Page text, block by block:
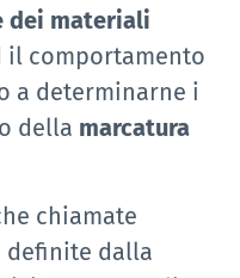
dei materiali
il comportamento
a determinarne i
della marcatura
chiamate
definite dalla